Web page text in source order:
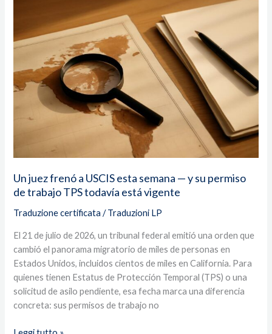
Un juez frenó a USCIS esta semana — y su permiso
de trabajo TPS todavía está vigente
Traduzione certificata /Traduzioni LP
El 21 de julio de 2026, un tribunal federal emitió una orden que
cambió el panorama migratorio de miles de personas en
Estados Unidos, incluidos cientos de miles en California. Para
quienes tienen Estatus de Protección Temporal (TPS) o una
solicitud de asilo pendiente, esa fecha marca una diferencia
concreta: sus permisos de trabajo no
frenó
a
esta
semana
TPS
todavía
está